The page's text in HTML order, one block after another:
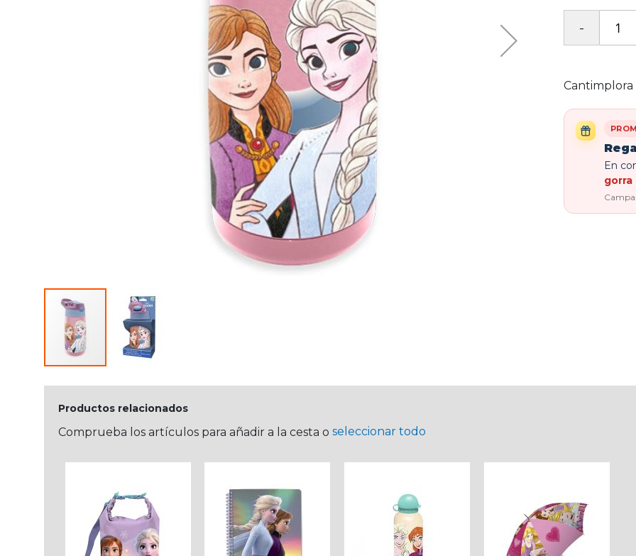
Cantimplora
En
gorra
Productos relacionados
Comprueba los artículos para añadir a la cesta o seleccionar todo